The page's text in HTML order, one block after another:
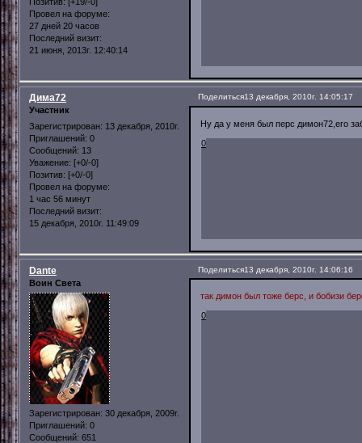
Провел на форуме:
27 дней 20 часов
Последний визит:
21 июня, 2013г. 12:40:14
Поделиться13 декабря, 2010г. 14:05:17
Дима72
Участник
Зарегистрирован: 13 декабря, 2010г.
Приглашений: 0
Сообщений: 13
Уважение: [+0/-0]
Позитив: [+0/-0]
Провел на форуме:
1 час 56 минут
Последний визит:
15 декабря, 2010г. 11:49:09
Ну да у меня был перс димон72,его
0
Поделиться13 декабря, 2010г. 14:06:16
Dante
Воин Света
Зарегистрирован: 30 декабря, 2009г.
Приглашений: 0
Сообщений: 651
так димон был тоже берс, и бобизи
0